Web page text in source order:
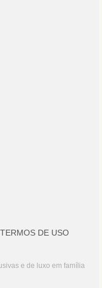
TERMOS DE USO
e de luxo em família